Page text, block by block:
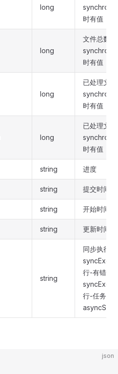
long
时有值
long
文件总数
时有值
long
已处理文
时有值
long
已处理文
时有值
string 进度
string 提交时间
string 开始时间
string 更新时间
string
同步执行-
行-有错误
行-任务提
json